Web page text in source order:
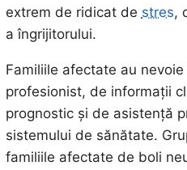
extrem de ridicat de stres,
a îngrijitorului.
Familiile afectate au
profesionist, de informații
prognostic și de asistență
sistemului de sănătate.
familiile afectate de boli